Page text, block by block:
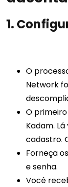
1.
O
Network
O
Kadam.
cadastro.
Forneça
e senha.
Você